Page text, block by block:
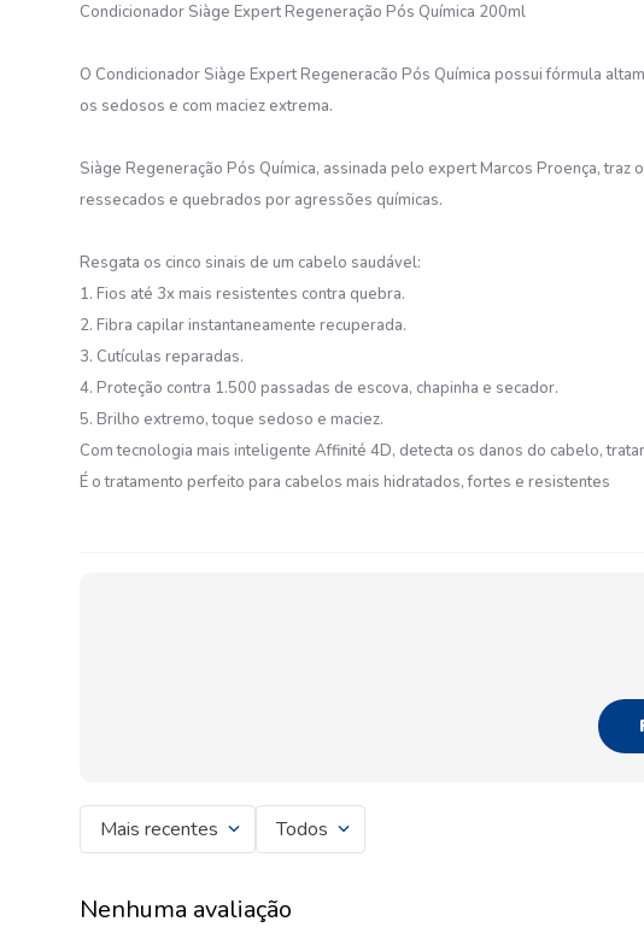
Condicionador Siàge Expert Regeneração Pós Química 200ml
O Condicionador Siàge Expert Regeneracão Pós Química possui fórmula
os sedosos e com maciez extrema.
Siàge Regeneração Pós Química, assinada pelo expert Marcos Proença,
ressecados e quebrados por agressões químicas.
Resgata os cinco sinais de um cabelo saudável:
1. Fios até 3x mais resistentes contra quebra.
2. Fibra capilar instantaneamente recuperada.
3. Cutículas reparadas.
4. Proteção contra 1.500 passadas de escova, chapinha e secador.
5. Brilho extremo, toque sedoso e maciez.
Com tecnologia mais inteligente Affinité 4D, detecta os danos do cabelo,
É o tratamento perfeito para cabelos mais hidratados, fortes e resistentes
Mais recentes Todos
Nenhuma avaliação